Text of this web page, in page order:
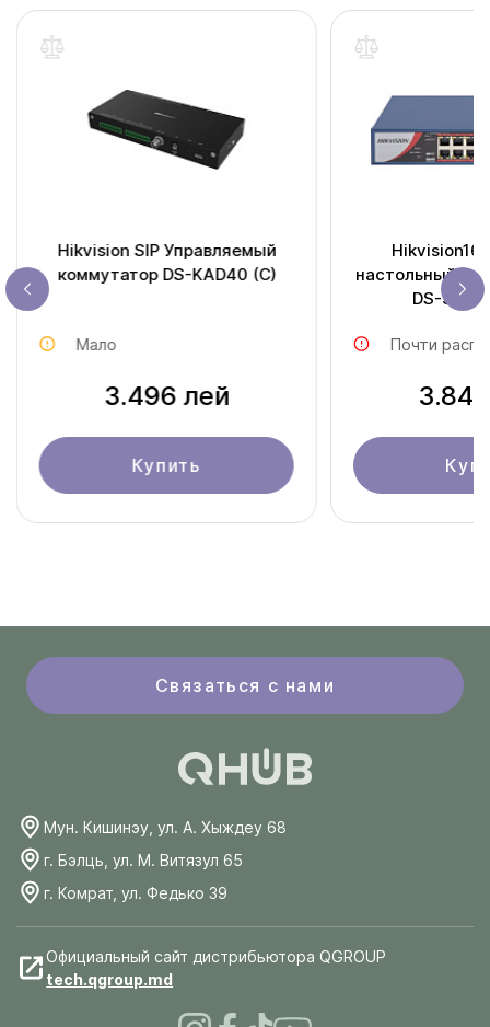
Hikvision SIP Управляемый
коммутатор DS-KAD40 (С)
Мало
3.496 лей
Купить
настольный
DS-
Почти
Связаться с нами
Мун. Кишинэу, ул. А. Хыждеу 68
г. Бэлць, ул. М. Витязул 65
г. Комрат, ул. Федько 39
Официальный сайт дистрибьютора QGROUP
tech.qgroup.md